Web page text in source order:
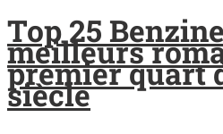
Top 25
meilleurs
premier quart
siècle